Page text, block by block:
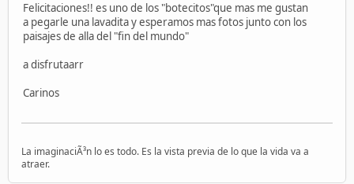
Felicitaciones!! es uno de los "botecitos"que mas me gustan
a pegarle una lavadita y esperamos mas fotos junto con los
paisajes de alla del "fin del mundo"
a disfrutaarr
Carinos
La imaginaciÃ³n lo es todo. Es la vista previa de lo que la vida va a
atraer.